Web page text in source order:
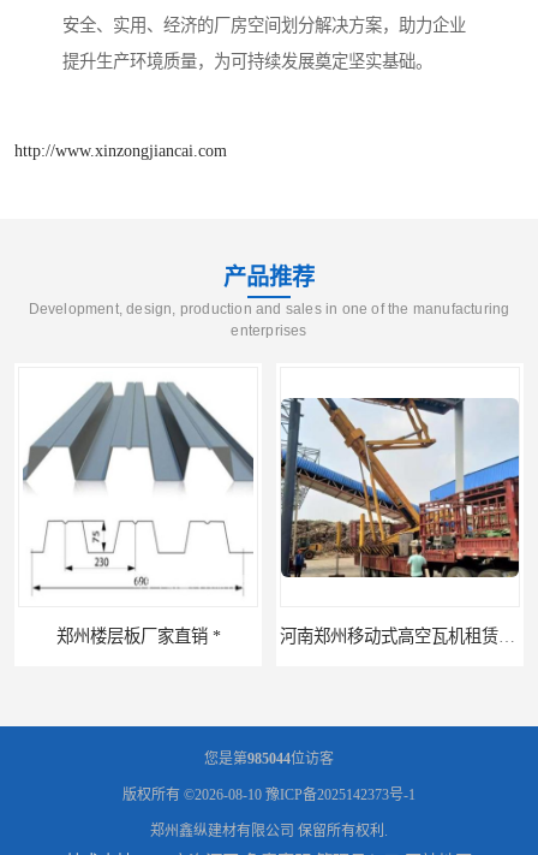
安全、实用、经济的厂房空间划分解决方案，助力企业
提升生产环境质量，为可持续发展奠定坚实基础。
http://www.xinzongjiancai.com
产品推荐
Development, design, production and sales in one of the manufacturing
enterprises
厂家直销 * 河南郑州移动式高空瓦机租赁公司 提高施工效率
您是第985044位访客
版权所有 ©2026-08-10 豫ICP备2025142373号-1
郑州鑫纵建材有限公司 保留所有权利.